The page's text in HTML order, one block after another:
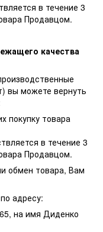
в течение 3
Продавцом.
качества
вы можете вернуть
покупку товара
в течение 3
Продавцом.
обмен товара, Вам
адресу:
на имя Диденко